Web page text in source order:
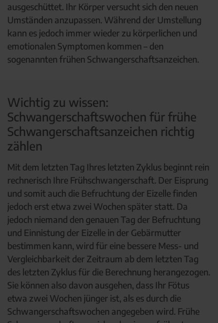
ausgeschüttet. Ihr Körper versucht sich den neuen
Umständen anzupassen. Während der Umstellung
kann es jedoch immer wieder zu körperlichen und
emotionalen Symptomen kommen – den
sogenannten frühen Schwangerschaftsanzeichen.
Wichtig zu wissen:
Schwangerschaftswochen für frühe
Schwangerschaftsanzeichen richtig
zählen
Mit dem letzten Tag Ihres letzten Zyklus beginnt rein
rechnerisch Ihre Frühschwangerschaft. Der Eisprung
und somit auch die Befruchtung der Eizelle finden
jedoch erst etwa zwei Wochen später statt. Da
jedoch niemand den genauen Tag der Befruchtung
und Einnistung der Eizelle in der Gebärmutter
bestimmen kann, wird für eine bessere Mess- und
Vergleichbarkeit der Zeitraum ab dem letzten Tag
des letzten Zyklus für die Berechnung herangezogen.
Sie können also davon ausgehen, dass Ihr Fötus
etwa zwei Wochen jünger ist, als es durch die
Schwangerschaftswochen angegeben wird. Frühe